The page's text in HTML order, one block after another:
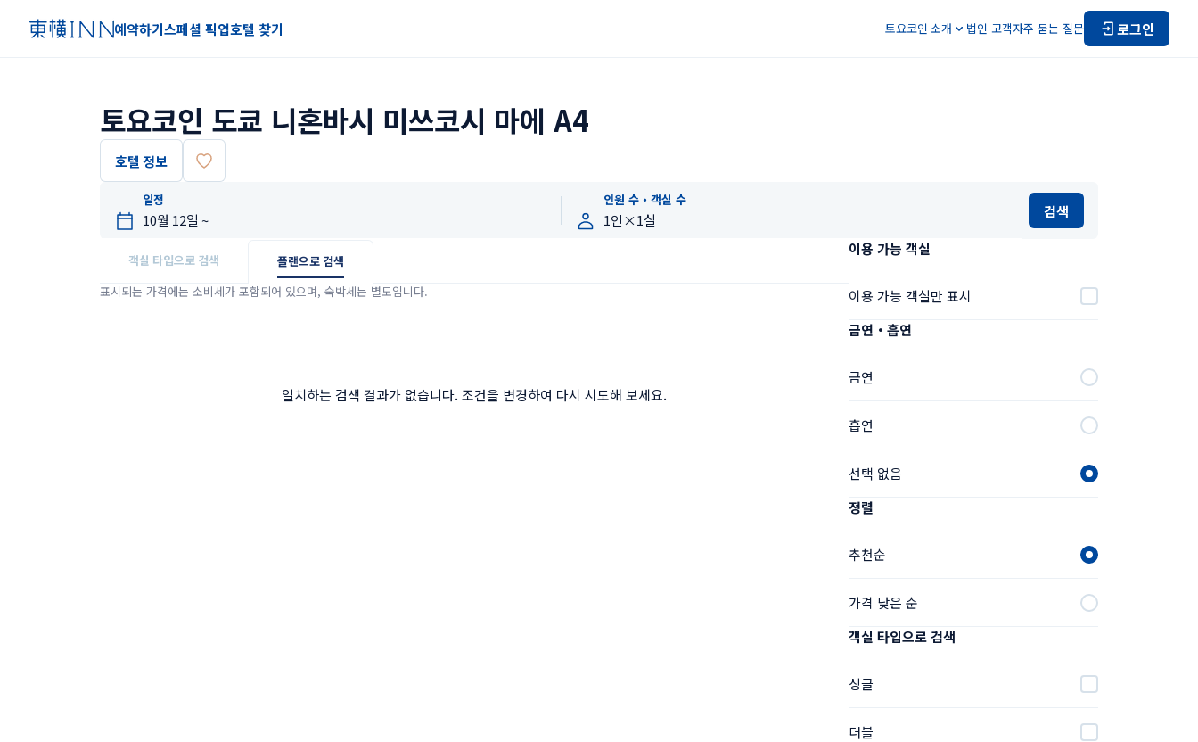
예약하기스페셜 픽업호텔 찾기 토요코인 소개 법인 고객자주 묻는 질문 로그인
토요코인 도쿄 니혼바시 미쓰코시 마에 A4
호텔 정보
일정 인원 수・객실 수
검색
객실 타입으로 검색
플랜으로 검색
표시되는 가격에는 소비세가 포함되어 있으며, 숙박세는 별도입니다.
일치하는 검색 결과가 없습니다. 조건을 변경하여 다시 시도해 보세요.
이용 가능 객실
이용 가능 객실만 표시
금연・흡연
금연
흡연
선택 없음
정렬
추천순
가격 낮은 순
객실 타입으로 검색
싱글
더블